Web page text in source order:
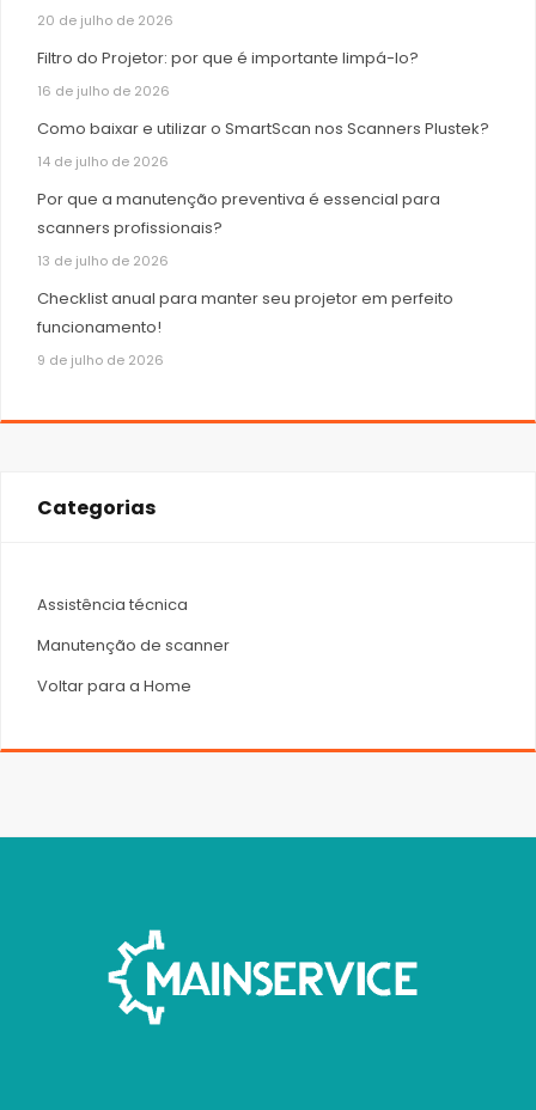
20 de julho de 2026
Filtro do Projetor: por que é importante limpá-lo?
16 de julho de 2026
Como baixar e utilizar o SmartScan nos Scanners Plustek?
14 de julho de 2026
Por que a manutenção preventiva é essencial para
scanners profissionais?
13 de julho de 2026
Checklist anual para manter seu projetor em perfeito
funcionamento!
9 de julho de 2026
Categorias
Assistência técnica
Manutenção de scanner
Voltar para a Home